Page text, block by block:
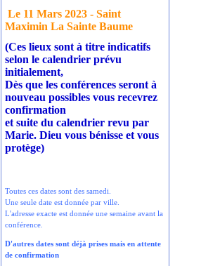
Le 11 Mars 2023 - Saint
Maximin La Sainte Baume
(Ces lieux sont à titre indicatifs
selon le calendrier prévu
initialement,
Dès que les conférences seront à
nouveau possibles vous recevrez
confirmation
et suite du calendrier revu par
Marie. Dieu vous bénisse et vous
protège)
Toutes ces dates sont des samedi.
Une seule date est donnée par ville.
L'adresse exacte est donnée une semaine avant la
conférence.
D'autres dates sont déjà prises mais en attente
de confirmation